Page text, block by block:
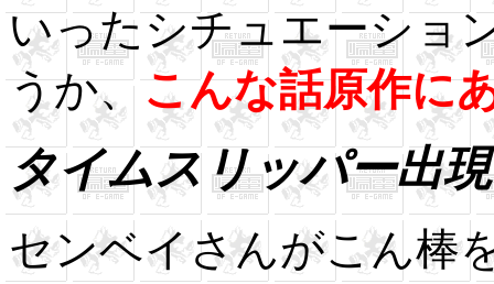
いったシチュエーショ
うか、こんな話原作に
タイムスリッパー出現
センベイさんがこん棒